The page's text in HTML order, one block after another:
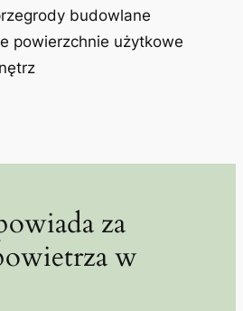
budowlane
powierzchnie użytkowe
za
w